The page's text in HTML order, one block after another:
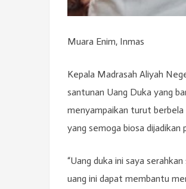
Muara Enim, Inmas
Kepala Madrasah Aliyah
santunan Uang Duka yang
menyampaikan turut berbela
yang semoga biosa dijadikan
“Uang duka ini saya
uang ini dapat membantu